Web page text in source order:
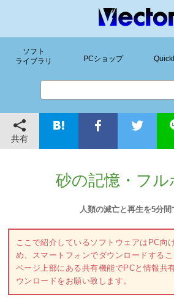
ソフト
ライブラリ
PCショップ
共有
砂の記憶・フル
人類の滅亡と再生を5分間
ここで紹介しているソフトウェアはPC向
め、スマートフォンでダウンロードするこ
ページ上部にある共有機能でPCと情報共
ウンロードをお願い致します。